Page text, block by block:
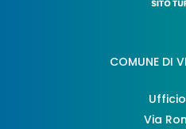
COMUNE DI
Via